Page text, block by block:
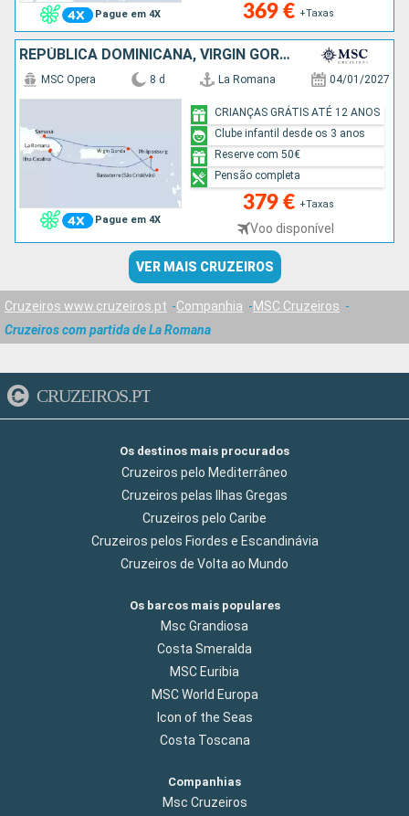
Pague em 4X 369 € +Taxas
REPÚBLICA DOMINICANA, VIRGIN GORDA, SÃO CRISTÓVÃO E NEVES, SÃO MARTINHO
Pague em 4X
MSC Opera 8 d La Romana 04/01/2027
379 € +Taxas
Voo disponível
CRIANÇAS GRÁTIS ATÉ 12 ANOS
Clube infantil desde os 3 anos
Reserve com 50€
Pensão completa
VER MAIS CRUZEIROS
Cruzeiros www.cruzeiros.pt Companhia
MSC Cruzeiros
Cruzeiros com partida de La Romana
CRUZEIROS.PT
Os destinos mais procurados
Cruzeiros pelo Mediterrâneo
Cruzeiros pelas Ilhas Gregas
Cruzeiros pelo Caribe
Cruzeiros pelos Fiordes e Escandinávia
Cruzeiros de Volta ao Mundo
Os barcos mais populares
Msc Grandiosa
Costa Smeralda
MSC Euribia
MSC World Europa
Icon of the Seas
Costa Toscana
Companhias
Msc Cruzeiros